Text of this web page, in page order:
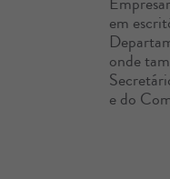
em
onde
e do